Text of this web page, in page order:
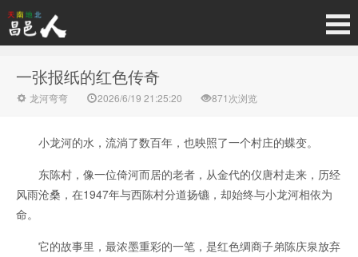
一张报纸的红色传奇
龙河弯弯 2026/6/19 21:25:20 871次浏览
小龙河的水，流淌了数百年，也映照了一个村庄的蝶变。
东陈村，像一位倚河而居的老者，从金代的仪唐村走来，历经
风雨沧桑，在1947年与西陈村分道扬镳，却始终与小龙河相依为
命。
它的故事里，最浓墨重彩的一笔，是红色绸商子弟陈庆泉放弃